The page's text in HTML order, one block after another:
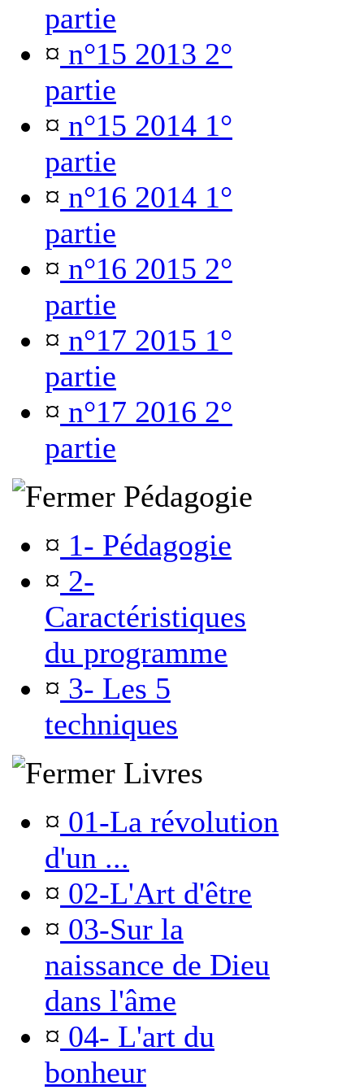
partie
¤ n°15 2013 2°
partie
¤ n°15 2014 1°
partie
¤ n°16 2014 1°
partie
¤ n°16 2015 2°
partie
¤ n°17 2015 1°
partie
¤ n°17 2016 2°
partie
Pédagogie
¤ 1- Pédagogie
¤ 2-
Caractéristiques
du programme
¤ 3- Les 5
techniques
Livres
¤ 01-La révolution
d'un ...
¤ 02-L'Art d'être
¤ 03-Sur la
naissance de Dieu
dans l'âme
¤ 04- L'art du
bonheur